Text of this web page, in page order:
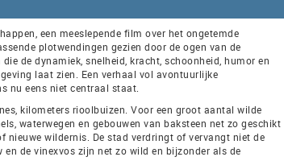
een meeslepende film over het ongetemde
plotwendingen gezien door de ogen van de
de dynamiek, snelheid, kracht, schoonheid, humor en
laat zien. Een verhaal vol avontuurlijke
nu eens niet centraal staat.
kilometers rioolbuizen. Voor een groot aantal wilde
waterwegen en gebouwen van baksteen net zo geschikt
nieuwe wildernis. De stad verdringt of vervangt niet de
de vinexvos zijn net zo wild en bijzonder als de